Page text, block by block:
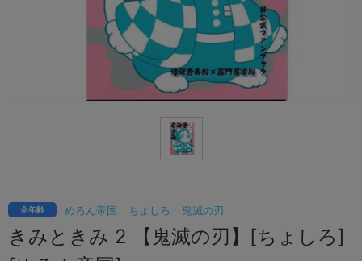
めろん帝国 ちょしろ 鬼滅の刃
全年齢
きみときみ 2 【鬼滅の刃】[ちょしろ]